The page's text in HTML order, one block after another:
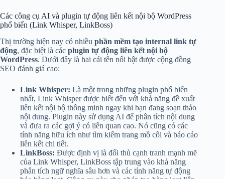
Các công cụ AI và plugin tự động liên kết nội bộ WordPress
phổ biến (Link Whisper, LinkBoss)
Thị trường hiện nay có nhiều phần mềm tạo internal link tự
động, đặc biệt là các plugin tự động liên kết nội bộ
WordPress. Dưới đây là hai cái tên nổi bật được cộng đồng
SEO đánh giá cao:
Link Whisper: Là một trong những plugin phổ biến
nhất, Link Whisper được biết đến với khả năng đề xuất
liên kết nội bộ thông minh ngay khi bạn đang soạn thảo
nội dung. Plugin này sử dụng AI để phân tích nội dung
và đưa ra các gợi ý có liên quan cao. Nó cũng có các
tính năng hữu ích như tìm kiếm trang mồ côi và báo cáo
liên kết chi tiết.
LinkBoss: Được định vị là đối thủ cạnh tranh mạnh mẽ
của Link Whisper, LinkBoss tập trung vào khả năng
phân tích ngữ nghĩa sâu hơn và các tính năng tự động